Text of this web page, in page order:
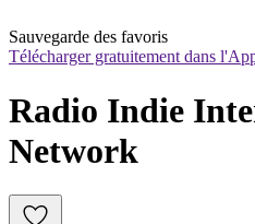
Sauvegarde des favoris
Télécharger gratuitement dans
Radio Indie
Network